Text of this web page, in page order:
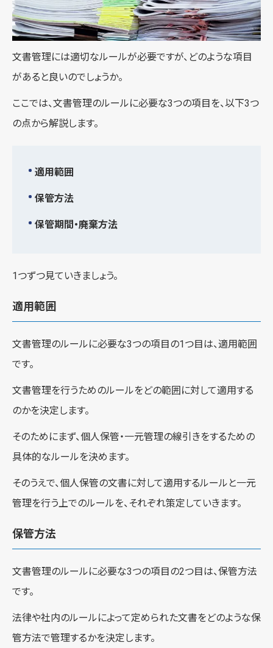
文書管理には適切なルールが必要ですが、どのような項目
があると良いのでしょうか。
ここでは、文書管理のルールに必要な3つの項目を、以下3つ
の点から解説します。
適用範囲
保管方法
保管期間・廃棄方法
1つずつ見ていきましょう。
適用範囲
文書管理のルールに必要な3つの項目の1つ目は、適用範囲
です。
文書管理を行うためのルールをどの範囲に対して適用する
のかを決定します。
そのためにまず、個人保管・一元管理の線引きをするための
具体的なルールを決めます。
そのうえで、個人保管の文書に対して適用するルールと一元
管理を行う上でのルールを、それぞれ策定していきます。
保管方法
文書管理のルールに必要な3つの項目の2つ目は、保管方法
です。
法律や社内のルールによって定められた文書をどのような保
管方法で管理するかを決定します。